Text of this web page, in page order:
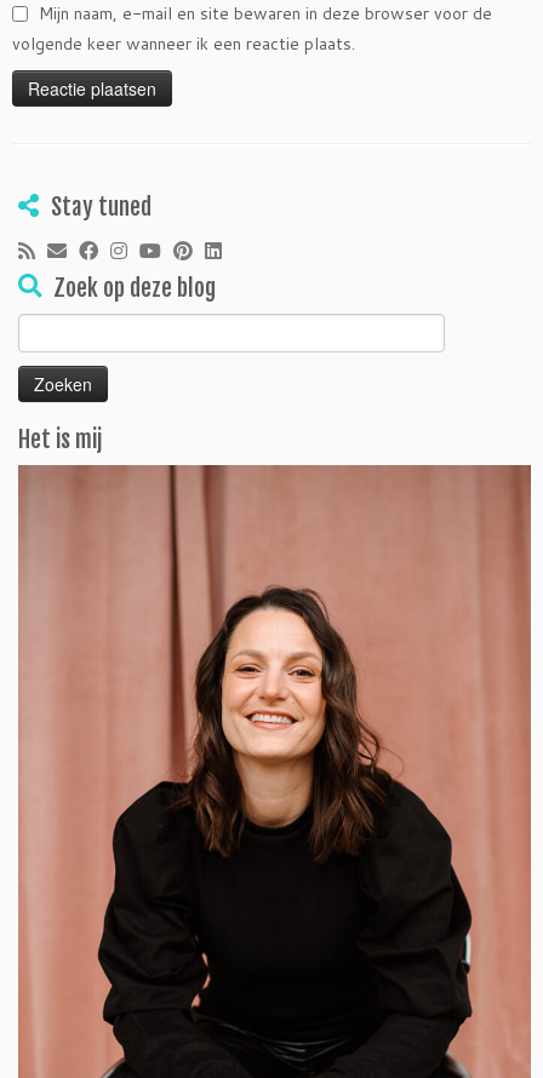
Mijn naam, e-mail en site bewaren in deze browser voor de
volgende keer wanneer ik een reactie plaats.
Stay tuned
Zoek op deze blog
naar:
Het is mij